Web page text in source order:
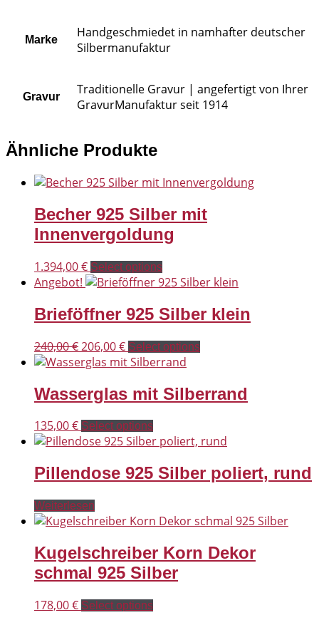
Marke
Handgeschmiedet in namhafter deutscher
Silbermanufaktur
Gravur
Traditionelle Gravur | angefertigt von Ihrer
GravurManufaktur seit 1914
Ähnliche Produkte
Becher 925 Silber mit
Innenvergoldung
1.394,00€ Select options
Angebot!
Brieföffner 925 Silber klein
240,00€ Ursprünglicher
Preis
240,00 €
206,00€Aktueller
Preis
206,00 €.
Select options
Wasserglas mit Silberrand
135,00€ Select options
Pillendose 925 Silber poliert, rund
Weiterlesen
Kugelschreiber Korn Dekor
schmal 925 Silber
178,00€ Select options